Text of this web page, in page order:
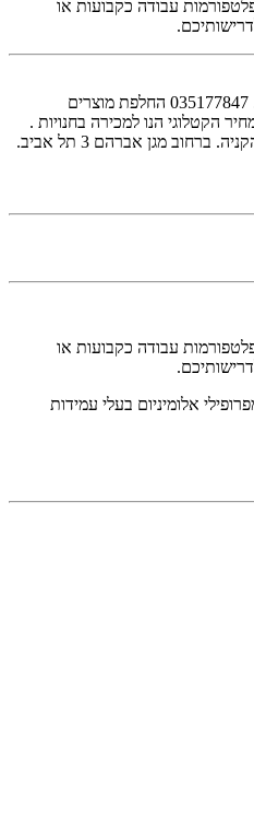
עבודה כקבועות או
במידה והמוצר שקיבלתם אינו עונה על ציפיותיכם, פנו למחלקת קשרי לקוחות מרגע קבלת המשלוח (עד שני ימי עבודה), בכדי שנוכל לטפל בפנייתכם בהתאם לנהלים. 035177847 החלפת מוצרים
הקטלוגי הנו למכירה בחנויות .
עבודה כקבועות או
אלומיניום בעלי עמידות